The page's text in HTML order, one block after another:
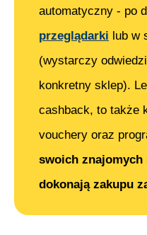
automatyczny - po
przeglądarki lub w
(wystarczy
konkretny sklep).
cashback, to także
vouchery oraz
swoich znajomych
dokonają zakupu